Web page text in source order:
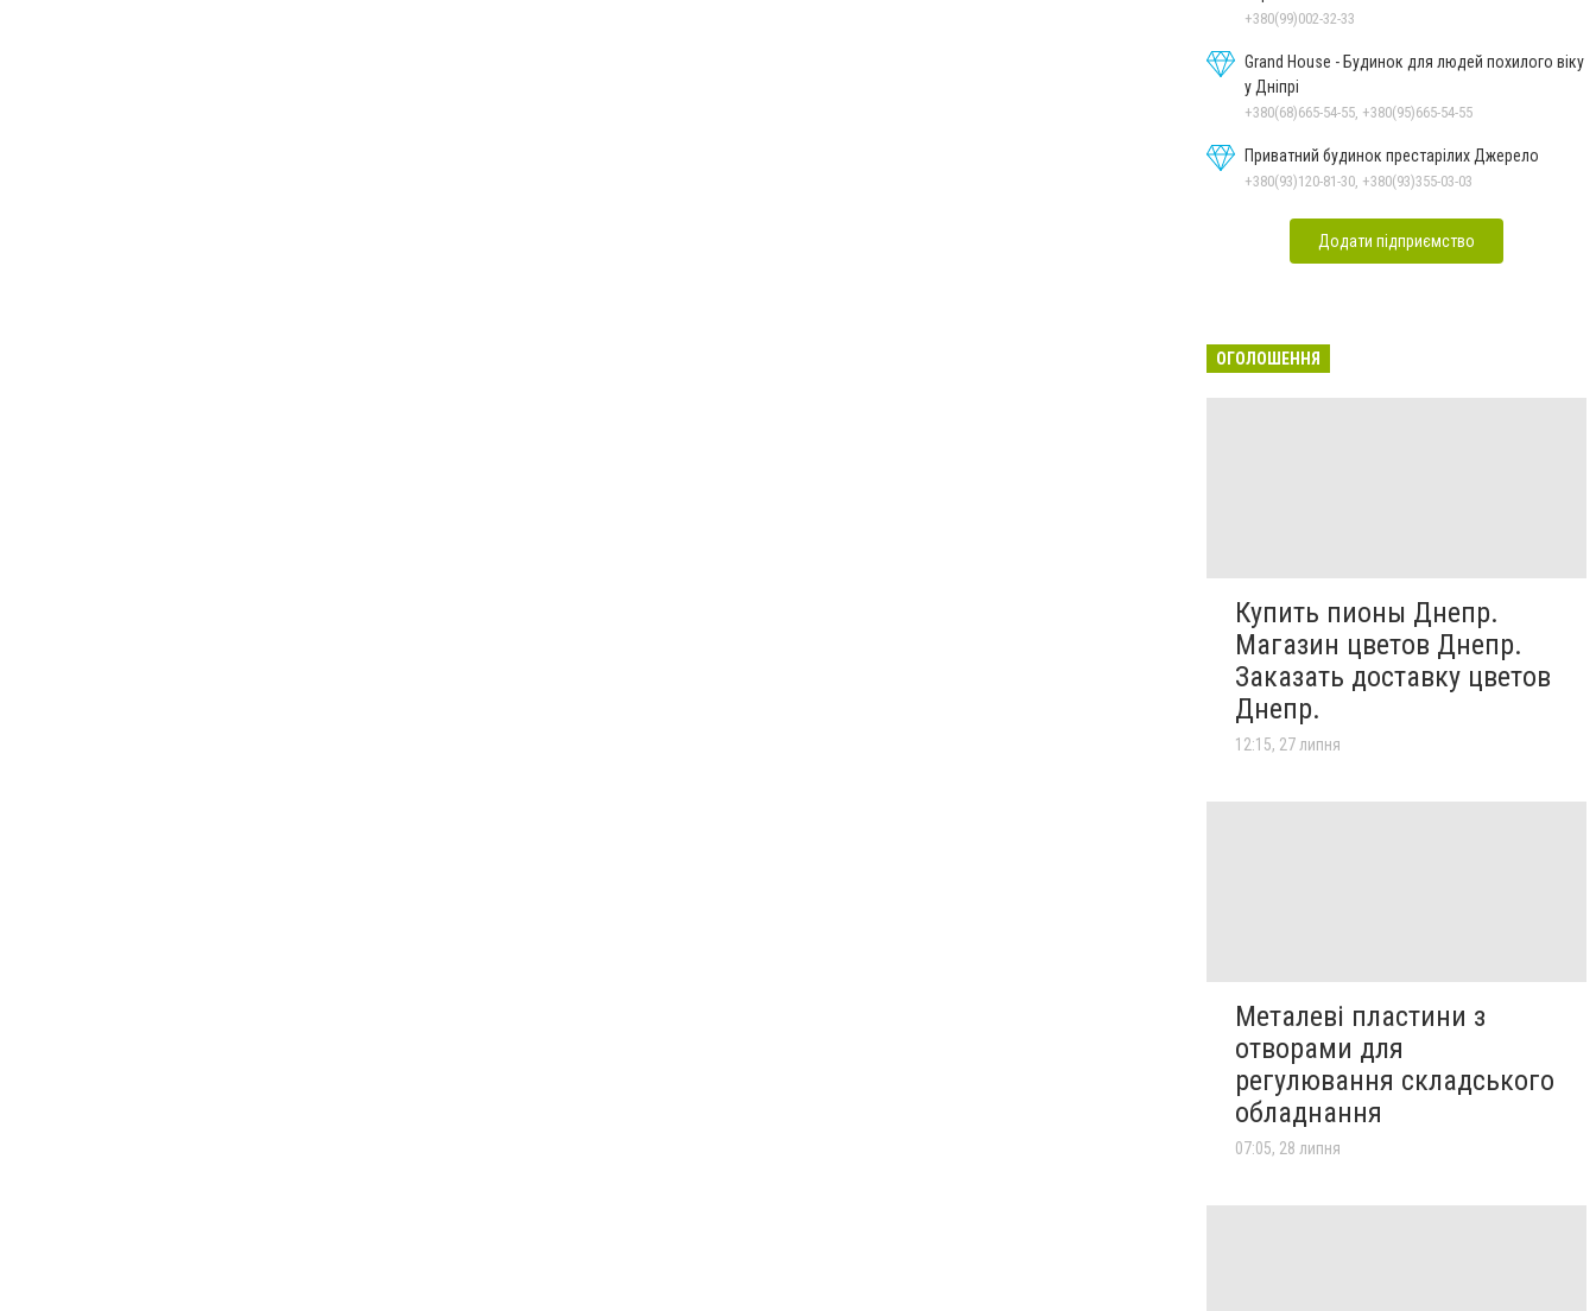
+380(99)002-32-33
Grand House - Будинок для людей похилого віку
у Дніпрі
+380(68)665-54-55, +380(95)665-54-55
Приватний будинок престарілих Джерело
+380(93)120-81-30, +380(93)355-03-03
Додати підприємство
ОГОЛОШЕННЯ
Купить пионы Днепр.
Магазин цветов Днепр.
Заказать доставку цветов
Днепр.
12:15, 27 липня
Металеві пластини з
отворами для
регулювання складського
обладнання
07:05, 28 липня